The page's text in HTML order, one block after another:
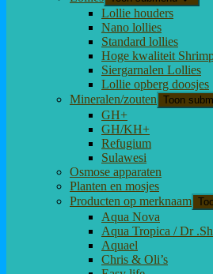
Lollie houders
Nano lollies
Standard lollies
Hoge kwaliteit
Siergarnalen Lollies
Lollie opberg doosjes
Mineralen/zouten Toon
GH+
GH/KH+
Refugium
Sulawesi
Osmose apparaten
Planten en mosjes
Producten op merknaam
Aqua Nova
Aqua Tropica / Dr
Aquael
Chris & Oli’s